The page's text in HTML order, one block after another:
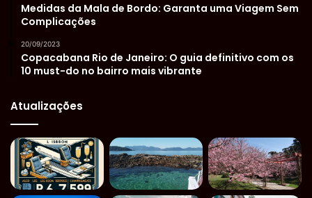
Medidas da Mala de Bordo: Garanta uma Viagem Sem
Complicações
20/09/2023
Copacabana Rio de Janeiro: O guia definitivo com os
10 must-do no bairro mais vibrante
Atualizações